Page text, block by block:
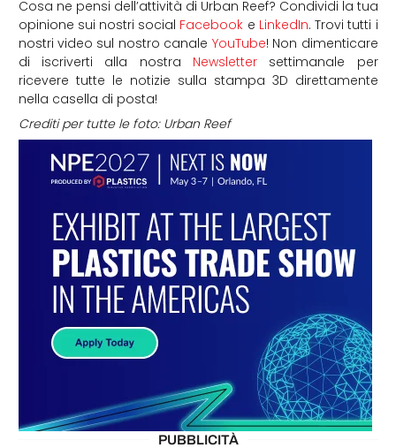
Cosa ne pensi dell’attività di Urban Reef? Condividi la tua
opinione sui nostri social Facebook e LinkedIn. Trovi tutti i
nostri video sul nostro canale YouTube! Non dimenticare
di iscriverti alla nostra Newslettersettimanale per
ricevere tutte le notizie sulla stampa 3D direttamente
nella casella di posta!
Crediti per tutte le foto: Urban Reef
PUBBLICITÀ